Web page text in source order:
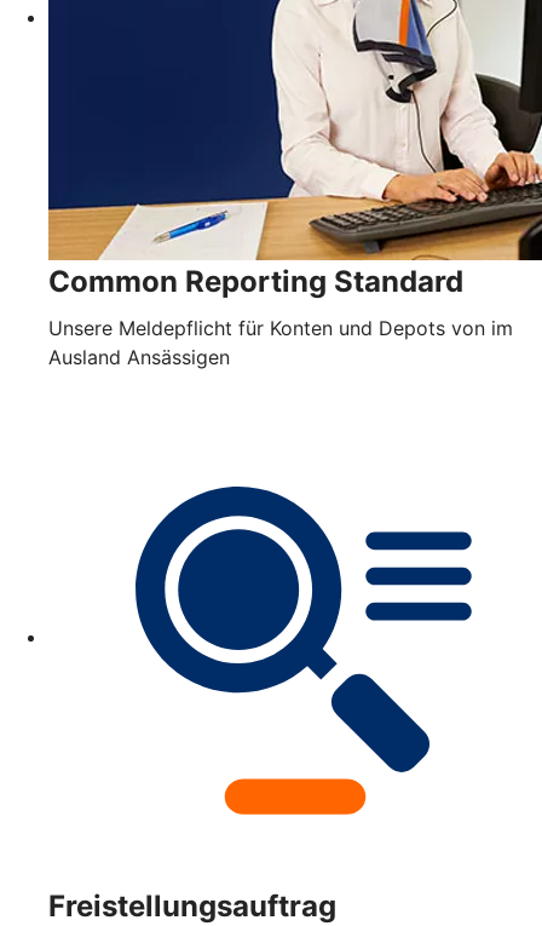
Common Reporting Standard
Unsere Meldepflicht für Konten und Depots von im
Ausland Ansässigen
Freistellungsauftrag